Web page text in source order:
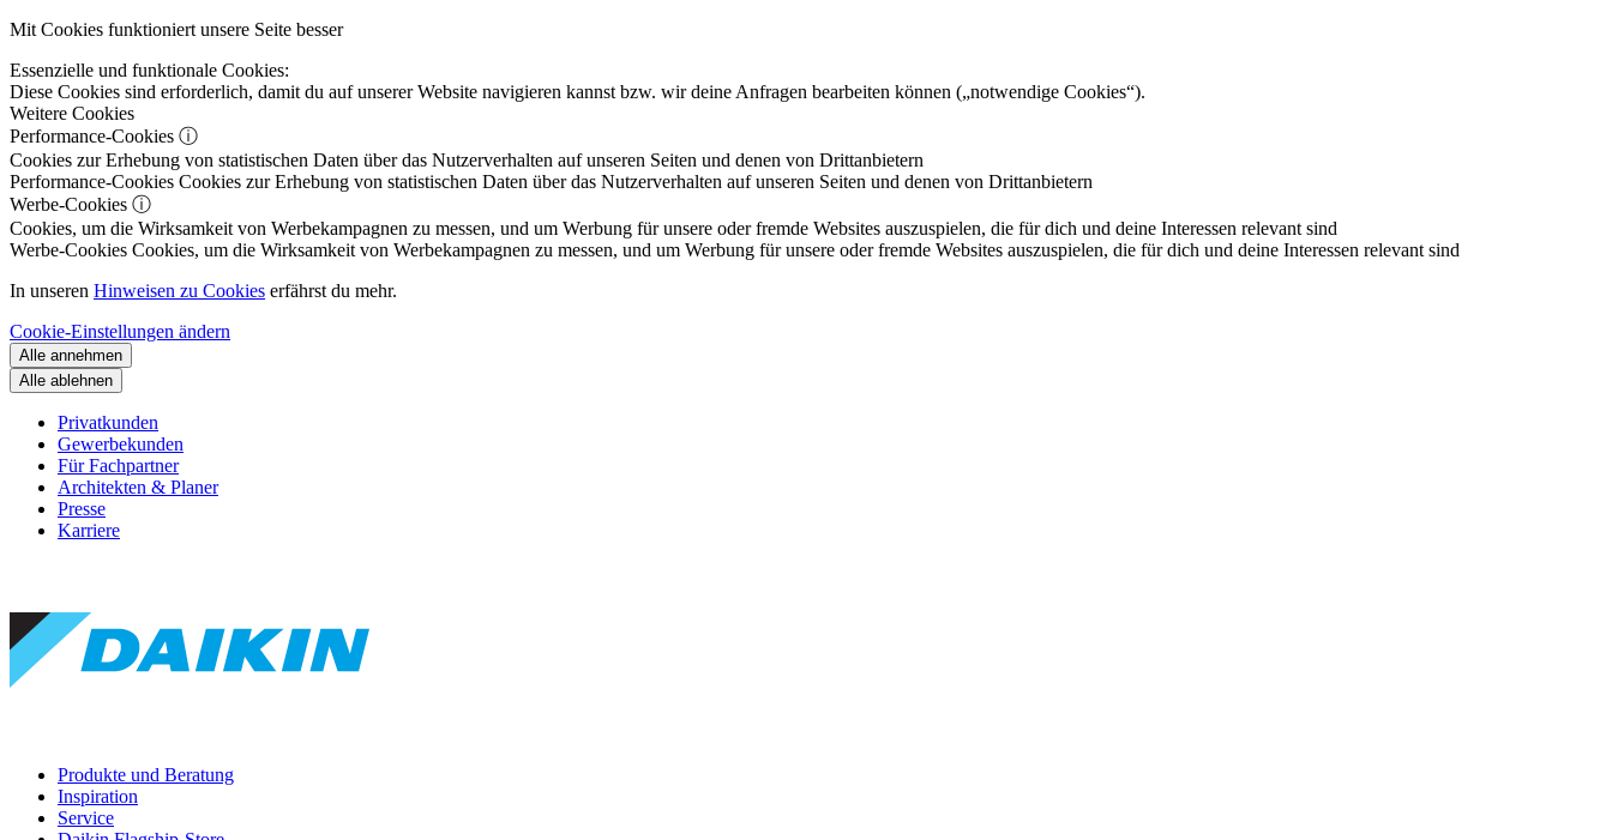
Mit Cookies funktioniert unsere Seite besser
Essenzielle und funktionale Cookies:
Diese Cookies sind erforderlich, damit du auf unserer Website navigieren kannst bzw. wir deine Anfragen bearbeiten können („notwendige Cookies“).
Weitere Cookies
Performance-Cookies ⓘ
Cookies zur Erhebung von statistischen Daten über das Nutzerverhalten auf unseren Seiten und denen von Drittanbietern
Performance-Cookies Cookies zur Erhebung von statistischen Daten über das Nutzerverhalten auf unseren Seiten und denen von Drittanbietern
Werbe-Cookies ⓘ
Cookies, um die Wirksamkeit von Werbekampagnen zu messen, und um Werbung für unsere oder fremde Websites auszuspielen, die für dich und deine Interessen relevant sind
Werbe-Cookies Cookies, um die Wirksamkeit von Werbekampagnen zu messen, und um Werbung für unsere oder fremde Websites auszuspielen, die für dich und deine Interessen relevant sind
In unseren Hinweisen zu Cookies erfährst du mehr.
Cookie-Einstellungen ändern
Alle annehmen
Alle ablehnen
Privatkunden
Gewerbekunden
Für Fachpartner
Architekten & Planer
Presse
Karriere
Produkte und Beratung
Inspiration
Service